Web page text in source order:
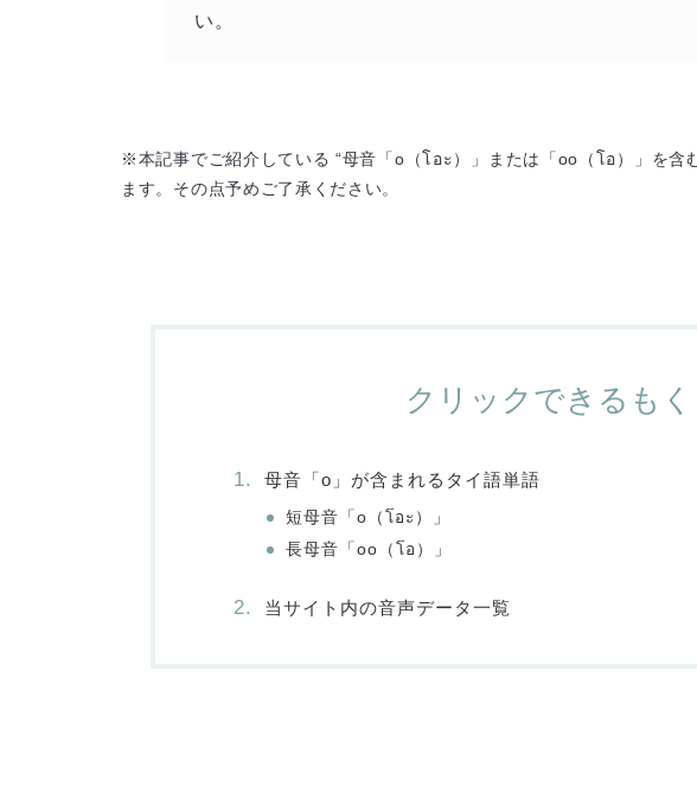
い。
※本記事でご紹介している “母音「o（โอะ）」または「oo（โอ）」を含
ます。その点予めご了承ください。
クリックできるもく
母音「o」が含まれるタイ語単語
短母音「o（โอะ）」
長母音「oo（โอ）」
当サイト内の音声データ一覧